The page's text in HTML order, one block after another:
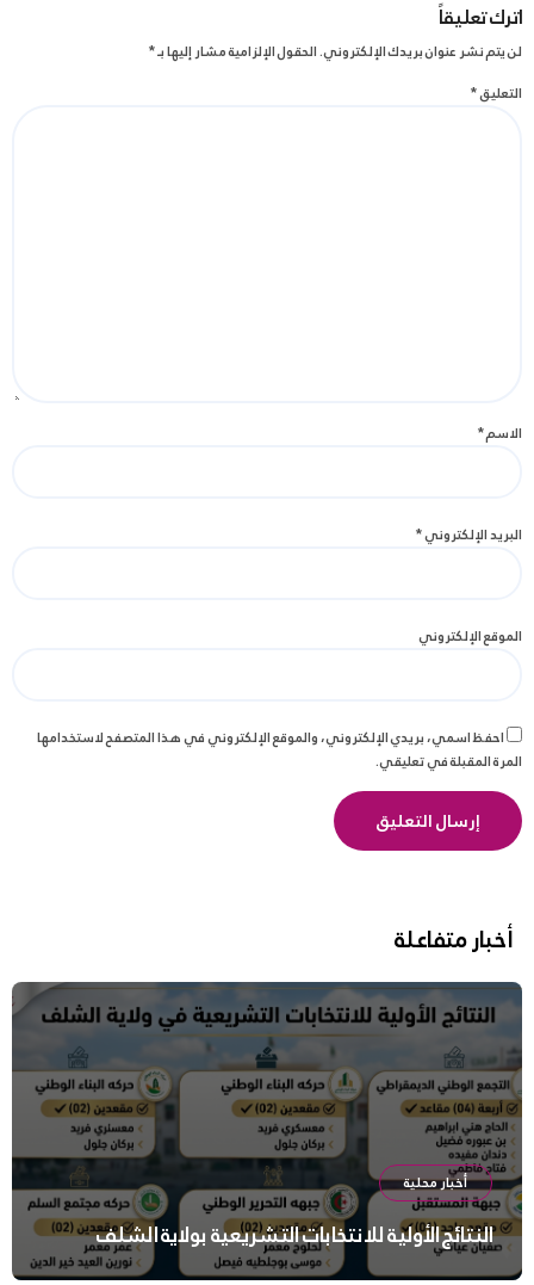
اترك تعليقاً
لن يتم نشر عنوان بريدك الإلكتروني.الحقول الإلزامية مشار إليها بـ*
التعليق*
الاسم*
البريد الإلكتروني*
الموقع الإلكتروني
احفظ اسمي، بريدي الإلكتروني، والموقع الإلكتروني في هذا المتصفح لاستخدامها
المرة المقبلة في تعليقي.
أخبار متفاعلة
أخبار محلية
النتائج الأولية للانتخابات التشريعية بولاية الشلف